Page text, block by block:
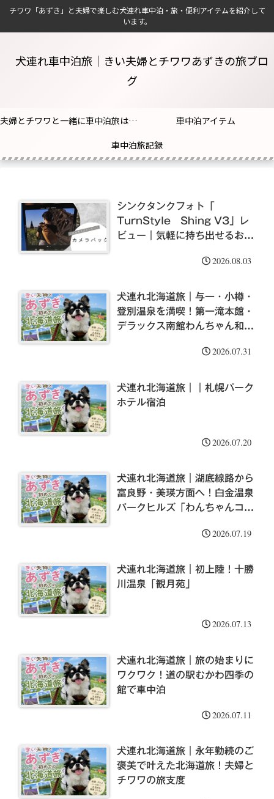
チワワ「あずき」と夫婦で楽しむ犬連れ車中泊・旅・便利アイテムを紹介して
います。
犬連れ車中泊旅｜きい夫婦とチワワあずきの旅ブロ
グ
夫婦とチワワと一緒に車中泊旅はじめました！
車中泊アイテム
車中泊旅記録
シンクタンクフォト「
TurnStyle Shing V3」レ
ビュー｜気軽に持ち出せるおす
2026.08.03
犬連れ北海道旅｜与一・小樽・
登別温泉を満喫！第一滝本館・
デラックス南館わんちゃん和洋
2026.07.31
犬連れ北海道旅｜｜札幌パーク
ホテル宿泊
2026.07.20
犬連れ北海道旅｜湖底線路から
富良野・美瑛方面へ！白金温泉
パークヒルズ「わんちゃんコテ
2026.07.19
犬連れ北海道旅｜初上陸！十勝
川温泉「観月苑」
2026.07.13
犬連れ北海道旅｜旅の始まりに
ワクワク！道の駅むかわ四季の
館で車中泊
2026.07.11
犬連れ北海道旅｜永年勤続のご
褒美で叶えた北海道旅！夫婦と
チワワの旅支度